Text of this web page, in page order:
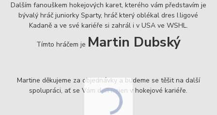
Dalším fanouškem hokejových karet, kterého vám představím je
bývalý hráč juniorky Sparty, hráč který oblékal dres I.ligové
Kadaně a ve své kariéře si zahrál i v USA ve WSHL.
Tímto hráčem je Martin Dubský
Martine děkujeme za objednávky a budeme se těšit na další
spolupráci, ať se Vám daří nejen v hokejové kariéře.